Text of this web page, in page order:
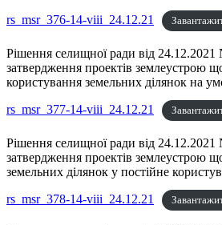
rs_msr_376-14-viii_24.12.21
Рішення селищної ради від
затвердження проектів землеустрою
користування земельних ділянок на
rs_msr_377-14-viii_24.12.21
Рішення селищної ради від
затвердження проектів землеустрою
земельних ділянок у постійне
rs_msr_378-14-viii_24.12.21